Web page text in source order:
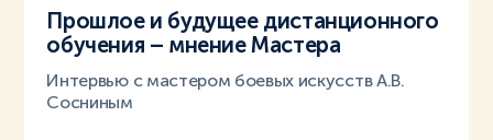
Прошлое и будущее дистанционного
обучения – мнение Мастера
Интервью с мастером боевых искусств А.В.
Сосниным